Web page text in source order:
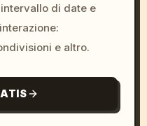
di date e
e altro.